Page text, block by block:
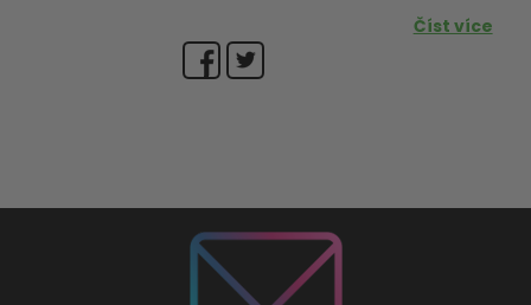
Číst více